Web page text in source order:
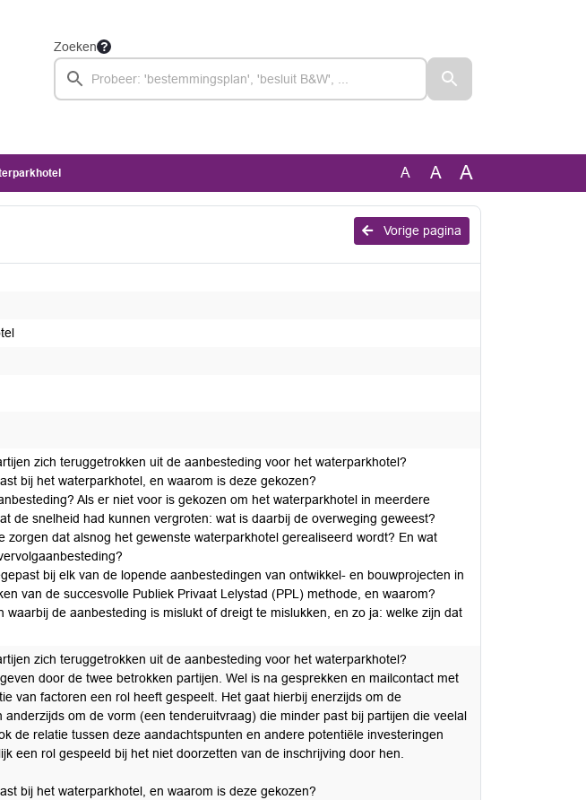
Zoeken
A A A
Vorige pagina
zich teruggetrokken uit de aanbesteding voor het waterparkhotel?
bij het waterparkhotel, en waarom is deze gekozen?
Als er niet voor is gekozen om het waterparkhotel in meerdere
de snelheid had kunnen vergroten: wat is daarbij de overweging geweest?
zorgen dat alsnog het gewenste waterparkhotel gerealiseerd wordt? En wat
bij elk van de lopende aanbestedingen van ontwikkel- en bouwprojecten in
van de succesvolle Publiek Privaat Lelystad (PPL) methode, en waarom?
de aanbesteding is mislukt of dreigt te mislukken, en zo ja: welke zijn dat
zich teruggetrokken uit de aanbesteding voor het waterparkhotel?
door de twee betrokken partijen. Wel is na gesprekken en mailcontact met
van factoren een rol heeft gespeelt. Het gaat hierbij enerzijds om de
om de vorm (een tenderuitvraag) die minder past bij partijen die veelal
de relatie tussen deze aandachtspunten en andere potentiële investeringen
een rol gespeeld bij het niet doorzetten van de inschrijving door hen.
bij het waterparkhotel, en waarom is deze gekozen?